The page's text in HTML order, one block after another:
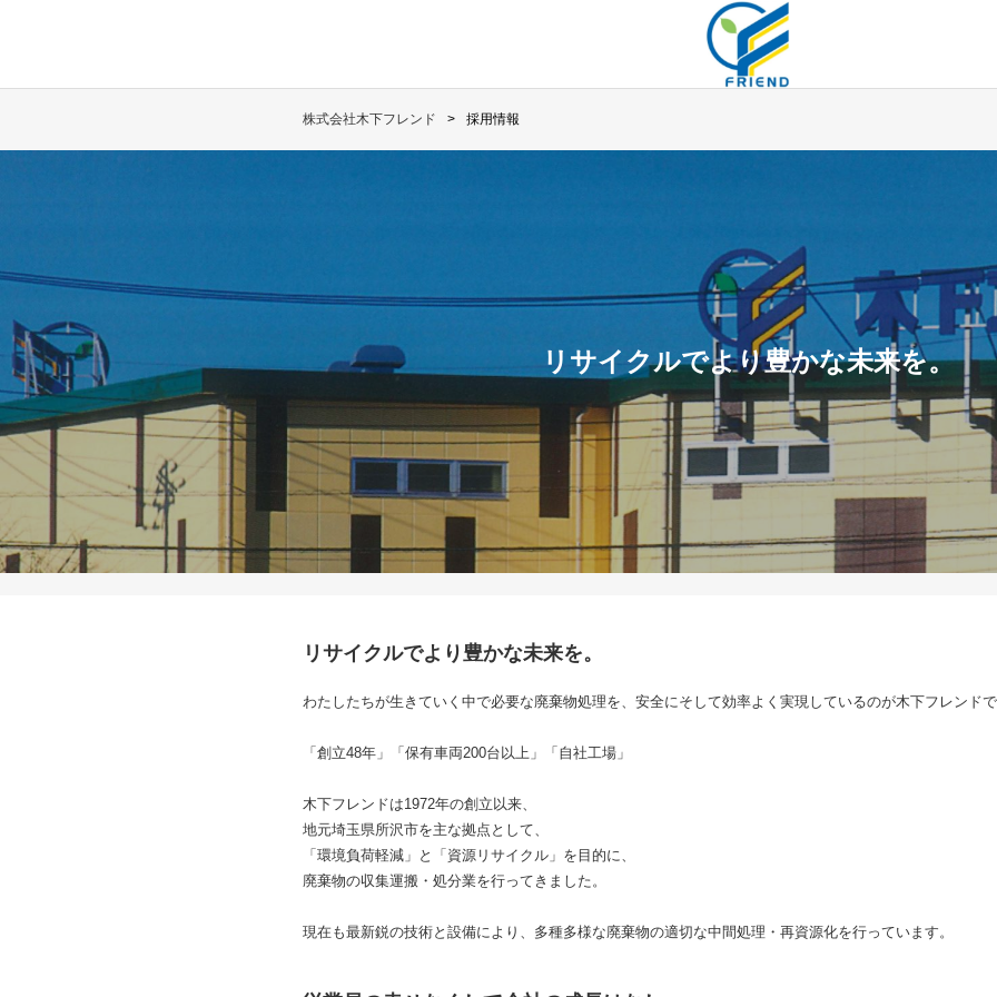
株式会社木下フレンド 採用情報
リサイクルでより豊かな未来を。
リサイクルでより豊かな未来を。
わたしたちが生きていく中で必要な廃棄物処理を、安全にそして効率よく実現しているのが木下フレンド
「創立48年」「保有車両200台以上」「自社工場」
木下フレンドは1972年の創立以来、
地元埼玉県所沢市を主な拠点として、
「環境負荷軽減」と「資源リサイクル」を目的に、
廃棄物の収集運搬・処分業を行ってきました。
現在も最新鋭の技術と設備により、多種多様な廃棄物の適切な中間処理・再資源化を行っています。